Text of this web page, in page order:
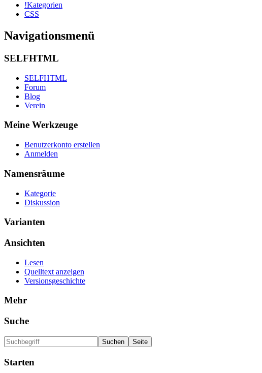
!Kategorien
CSS
Navigationsmenü
SELFHTML
SELFHTML
Forum
Blog
Verein
Meine Werkzeuge
Benutzerkonto erstellen
Anmelden
Namensräume
Kategorie
Diskussion
Varianten
Ansichten
Lesen
Quelltext anzeigen
Versionsgeschichte
Mehr
Suche
Starten